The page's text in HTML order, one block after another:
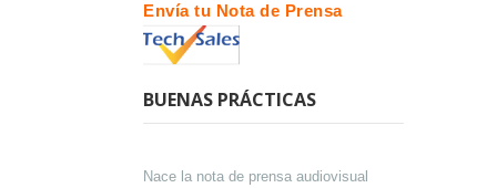
Envía tu Nota de Prensa
BUENAS PRÁCTICAS
Nace la nota de prensa audiovisual